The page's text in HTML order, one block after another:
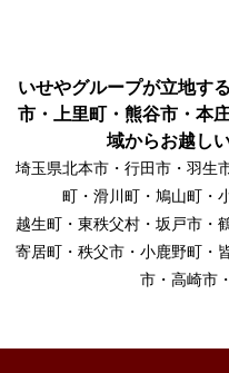
いせやグループが立地す
市・上里町・熊谷市・本
域からお越し
埼玉県北本市・行田市・羽生
町・滑川町・鳩山町・
越生町・東秩父村・坂戸市・
寄居町・秩父市・小鹿野町・
市・高崎市